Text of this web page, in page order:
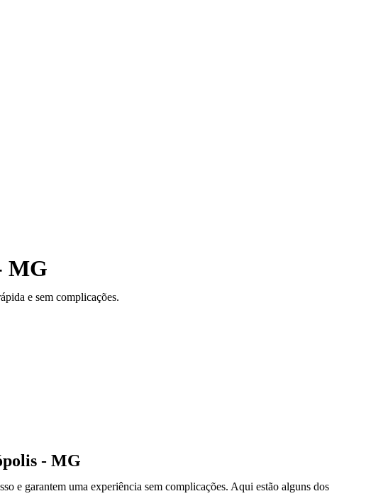
MG
e sem complicações.
- MG
e garantem uma experiência sem complicações. Aqui estão alguns dos